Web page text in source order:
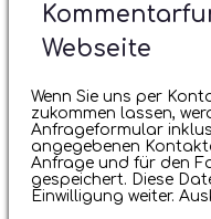
Webseite
Wenn Sie uns per
zukommen lassen,
Anfrageformular
angegebenen
Anfrage und für den
gespeichert. Diese
Einwilligung weiter.